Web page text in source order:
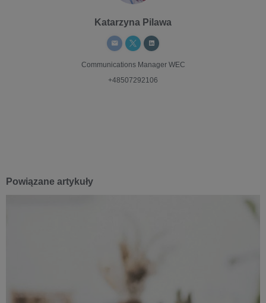
Katarzyna Pilawa
Communications ManagerWEC
+48507292106
Powiązane artykuły